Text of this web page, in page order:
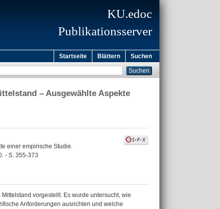
KU.edoc
Publikationsserver
Startseite Blättern Suchen
– Ausgewählte Aspekte
einer empirische Studie.
- S. 355-373
vorgestellt. Es wurde untersucht, wie
Anforderungen ausrichten und welche